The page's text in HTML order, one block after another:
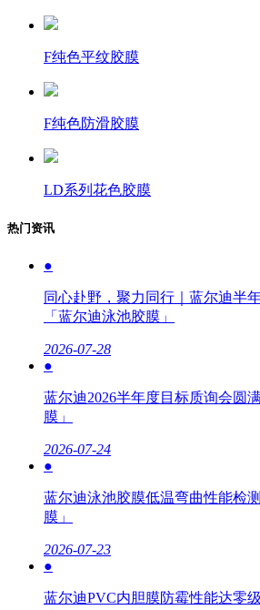
F纯色平纹胶膜
F纯色防滑胶膜
LD系列花色胶膜
热门资讯
●
同心赴野，聚力同行｜蓝尔迪半
「蓝尔迪泳池胶膜」
2026-07-28
●
蓝尔迪2026半年度目标质询会圆
膜」
2026-07-24
●
蓝尔迪泳池胶膜低温弯曲性能检
膜」
2026-07-23
●
蓝尔迪PVC内胆膜防霉性能达零